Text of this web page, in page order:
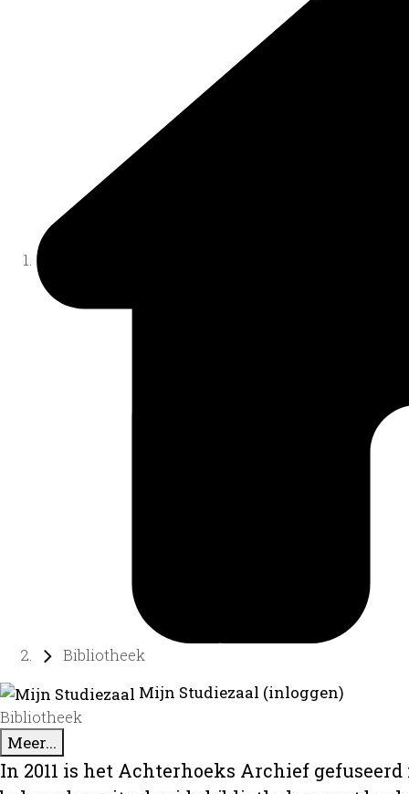
Bibliotheek
Mijn Studiezaal (inloggen)
Bibliotheek
Meer...
In 2011 is het Achterhoeks Archief